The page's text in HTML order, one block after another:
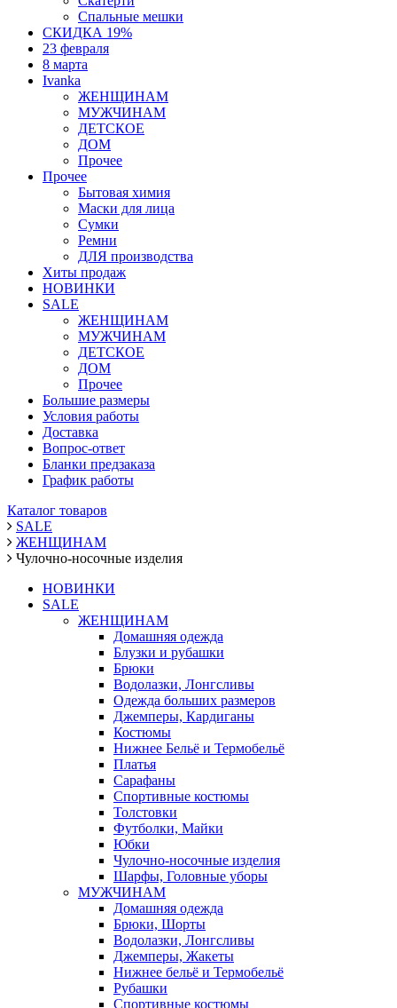
Спальные мешки
СКИДКА 19%
23 февраля
8 марта
Ivanka
ЖЕНЩИНАМ
МУЖЧИНАМ
ДЕТСКОЕ
ДОМ
Прочее
Прочее
Бытовая химия
Маски для лица
Сумки
Ремни
ДЛЯ производства
Хиты продаж
НОВИНКИ
SALE
ЖЕНЩИНАМ
МУЖЧИНАМ
ДЕТСКОЕ
ДОМ
Прочее
Большие размеры
Условия работы
Доставка
Вопрос-ответ
Бланки предзаказа
График работы
Каталог товаров
SALE
ЖЕНЩИНАМ
Чулочно-носочные изделия
НОВИНКИ
SALE
ЖЕНЩИНАМ
Домашняя одежда
Блузки и рубашки
Брюки
Водолазки, Лонгсливы
Одежда больших размеров
Джемперы, Кардиганы
Костюмы
Нижнее Бельё и Термобельё
Платья
Сарафаны
Спортивные костюмы
Толстовки
Футболки, Майки
Юбки
Чулочно-носочные изделия
Шарфы, Головные уборы
МУЖЧИНАМ
Домашняя одежда
Брюки, Шорты
Водолазки, Лонгсливы
Джемперы, Жакеты
Нижнее бельё и Термобельё
Рубашки
Спортивные костюмы